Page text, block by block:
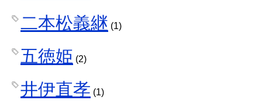
二本松義継 (1)
五徳姫 (2)
井伊直孝 (1)